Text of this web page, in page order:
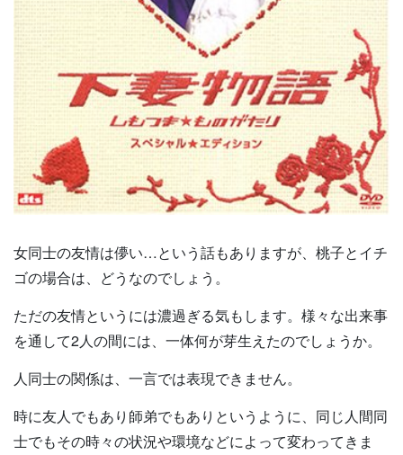
女同士の友情は儚い…という話もありますが、桃子とイチ
ゴの場合は、どうなのでしょう。
ただの友情というには濃過ぎる気もします。様々な出来事
を通して2人の間には、一体何が芽生えたのでしょうか。
人同士の関係は、一言では表現できません。
時に友人でもあり師弟でもありというように、同じ人間同
士でもその時々の状況や環境などによって変わってきま